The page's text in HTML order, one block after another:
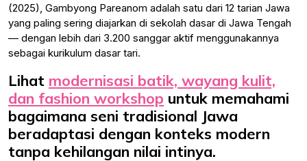
(2025), Gambyong Pareanom adalah satu dari 12 tarian Jawa
yang paling sering diajarkan di sekolah dasar di Jawa Tengah
— dengan lebih dari 3.200 sanggar aktif menggunakannya
sebagai kurikulum dasar tari.
Lihat modernisasi batik, wayang kulit,
dan fashion workshop untuk memahami
bagaimana seni tradisional Jawa
beradaptasi dengan konteks modern
tanpa kehilangan nilai intinya.